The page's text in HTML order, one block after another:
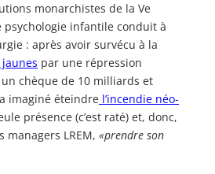
monarchistes de la Ve
psychologie infantile conduit à
: après avoir survécu à la
par une répression
chèque de 10 milliards et
imaginé éteindre l’incendie néo-
présence (c’est raté) et, donc,
managers LREM, «prendre son